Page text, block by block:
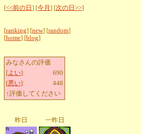
[<<前の日 ] [今月 ] [次の日>>]
[ranking] [new] [random]
[home] [blog]
みなさんの評価
[よい]:
690
[悪い]:
448
↑評価してください
昨日 一昨日